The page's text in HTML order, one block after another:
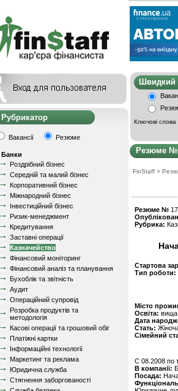
Рубрикатор
Вакансії Резюме
Банки
Роздрібний бізнес
Середній та малий бізнес
Корпоративний бізнес
Міжнародний бізнес
Інвестиційний бізнес
Ризик-менеджмент
Кредитування
Заставні операції
Казначейство
Фінансовий моніторинг
Фінансовий аналіз та планування
Бухоблік та звітність
Аудит
Операційний супровід
Розробка продуктів та
методологія
Касові операції та грошовий обіг
Платіжні картки
Інформаційні технології
Маркетинг та реклама
Юридична служба
Стягнення заборгованості
Ключові слова
Резюме №
FinStaff >
Резюме №
Рубрика:
Стартова
Тип роботи:
Місто
Освіта: вища
Дата
Стать:
Сімейний
C 08.2008 по
В компанії:
Посада: